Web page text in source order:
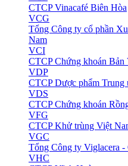
CTCP Vinacafé Biên Hòa
VCG
Tổng Công ty cổ phần
Nam
VCI
CTCP Chứng khoán Bản
VDP
CTCP Dược phẩm
VDS
CTCP Chứng khoán
VFG
CTCP Khử trùng Việt
VGC
Tổng Công ty Viglacera -
VHC